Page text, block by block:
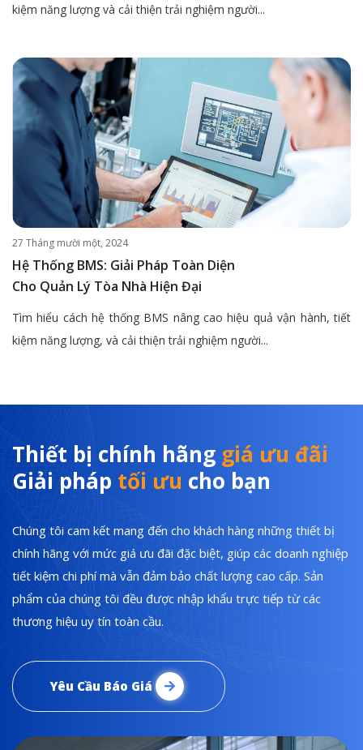
kiệm năng lượng và cải thiện trải nghiệm người...
27 Tháng mười một, 2024
Hệ Thống BMS: Giải Pháp Toàn Diện
Cho Quản Lý Tòa Nhà Hiện Đại
Tìm hiểu cách hệ thống BMS nâng cao hiệu quả vận hành, tiết
kiệm năng lượng, và cải thiện trải nghiệm người...
Thiết bị chính hãng giá ưu đãi
Giải pháp tối ưu cho bạn
Chúng tôi cam kết mang đến cho khách hàng những thiết bị
chính hãng với mức giá ưu đãi đặc biệt, giúp các doanh nghiệp
tiết kiệm chi phí mà vẫn đảm bảo chất lượng cao cấp. Sản
phẩm của chúng tôi đều được nhập khẩu trực tiếp từ các
thương hiệu uy tín toàn cầu.
Yêu Cầu Báo Giá